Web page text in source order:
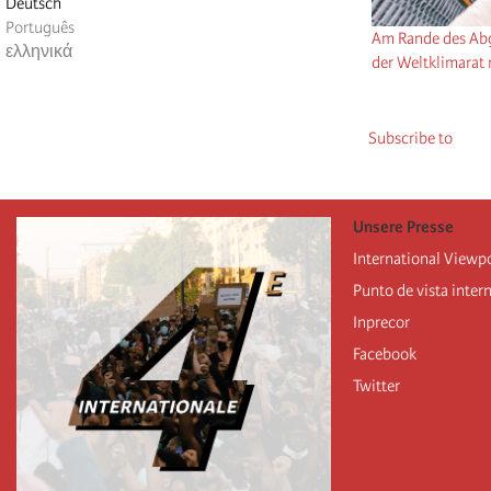
Português
ελληνικά
Am Rande des
der Weltklimarat
Subscribe to
Unsere Presse
International
Punto de vista
Inprecor
Facebook
Twitter